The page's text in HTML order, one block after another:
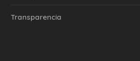
Transparencia